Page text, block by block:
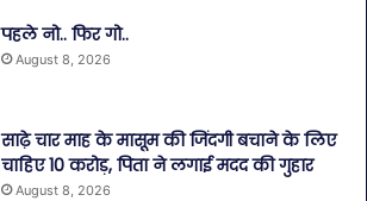
पहले नो.. फिर गो..
August 8, 2026
साढ़े चार माह के मासूम की जिंदगी बचाने के लिए
चाहिए 10 करोड़, पिता ने लगाई मदद की गुहार
August 8, 2026